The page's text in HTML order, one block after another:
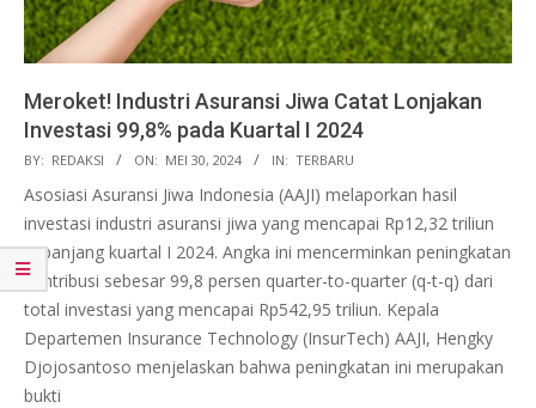
Meroket! Industri Asuransi Jiwa Catat Lonjakan
Investasi 99,8% pada Kuartal I 2024
2024-
05-
30
BY: REDAKSI ON: MEI 30, 2024 IN: TERBARU
Asosiasi Asuransi Jiwa Indonesia (AAJI) melaporkan hasil
investasi industri asuransi jiwa yang mencapai Rp12,32 triliun
sepanjang kuartal I 2024. Angka ini mencerminkan peningkatan
kontribusi sebesar 99,8 persen quarter-to-quarter (q-t-q) dari
total investasi yang mencapai Rp542,95 triliun. Kepala
Departemen Insurance Technology (InsurTech) AAJI, Hengky
Djojosantoso menjelaskan bahwa peningkatan ini merupakan
bukti